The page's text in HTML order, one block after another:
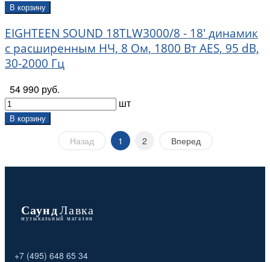
В корзину
EIGHTEEN SOUND 18TLW3000/8 - 18' динамик
с расширенным НЧ, 8 Ом, 1800 Вт AES, 95 dB,
30-2000 Гц
54 990 руб.
шт
В корзину
Назад 1 2 Вперед
+7 (495) 648 65 34